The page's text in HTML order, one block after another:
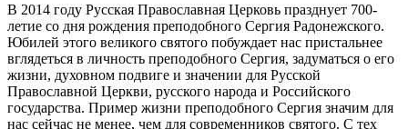
В 2014 году Русская Православная Церковь празднует 700-
летие со дня рождения преподобного Сергия Радонежского.
Юбилей этого великого святого побуждает нас пристальнее
вглядеться в личность преподобного Сергия, задуматься о его
жизни, духовном подвиге и значении для Русской
Православной Церкви, русского народа и Российского
государства. Пример жизни преподобного Сергия значим для
нас сейчас не менее, чем для современников святого. С тех